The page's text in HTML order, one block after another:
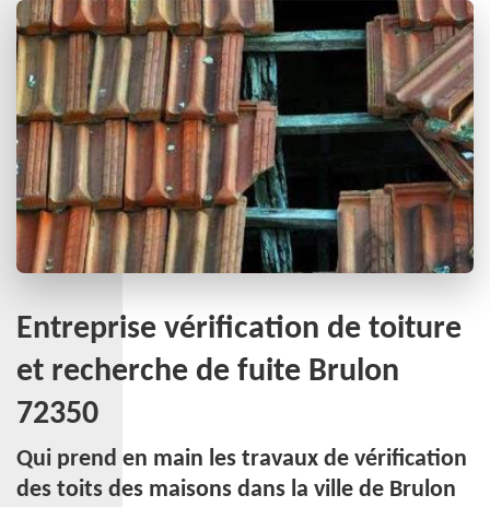
Entreprise vérification de toiture
et recherche de fuite Brulon
72350
Qui prend en main les travaux de vérification
des toits des maisons dans la ville de Brulon